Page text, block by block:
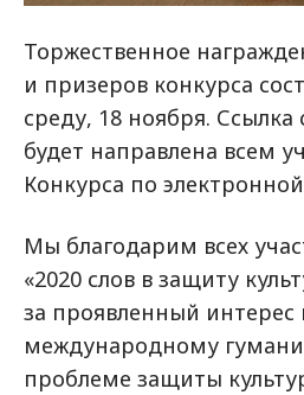
Торжественное
и призеров конкурса
среду, 18 ноября.
будет направлена всем
Конкурса по
Мы благодарим всех
«2020 слов в защиту
за проявленный интерес
международному
проблеме защиты